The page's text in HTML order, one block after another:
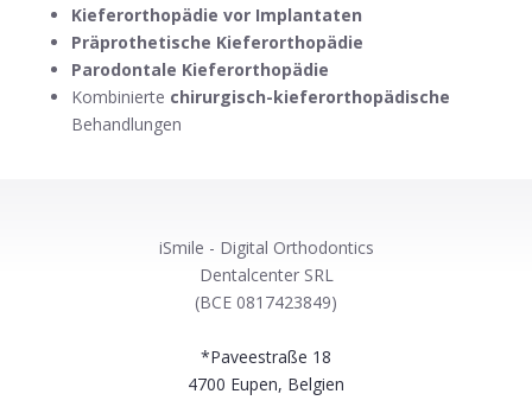
Kieferorthopädie vor Implantaten
Präprothetische Kieferorthopädie
Parodontale Kieferorthopädie
Kombinierte chirurgisch-kieferorthopädische
Behandlungen
iSmile - Digital Orthodontics
Dentalcenter SRL
(BCE 0817423849)
*Paveestraße 18
4700 Eupen, Belgien